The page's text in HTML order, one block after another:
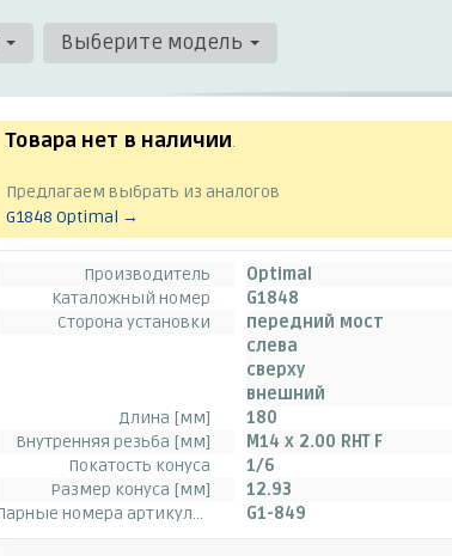
Выберите модель
Товара нет в наличии.
Предлагаем выбрать из аналогов
G1848 Optimal →
Производитель
Optimal
Каталожный номер
G1848
Сторона установки
передний мост
слева
сверху
внешний
Длина [мм]
180
Внутренняя резьба [мм]
M14 x 2.00 RHT F
Покатость конуса
1/6
Размер конуса [мм]
12.93
Парные номера артикулов
G1-849